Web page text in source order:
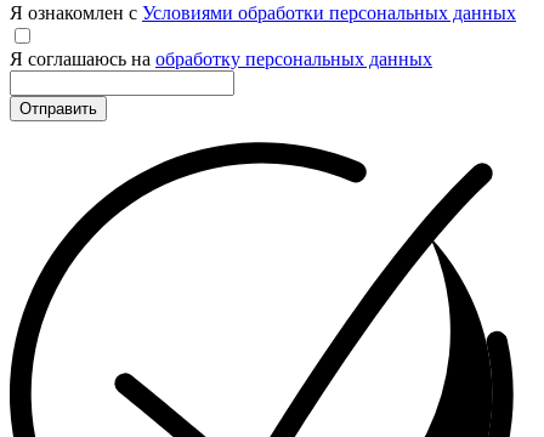
Я ознакомлен с Условиями обработки персональных данных
Я соглашаюсь на обработку персональных данных
Отправить